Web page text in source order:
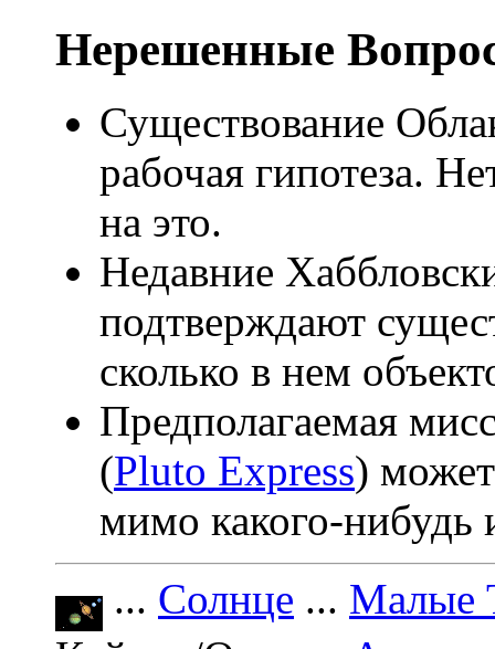
Нерешенные
Существование
рабочая гипотеза.
на это.
Недавние
подтверждают
сколько в нем
Предполагаемая
(Pluto Express)
мимо какого-нибудь
... Солнце ... Малые